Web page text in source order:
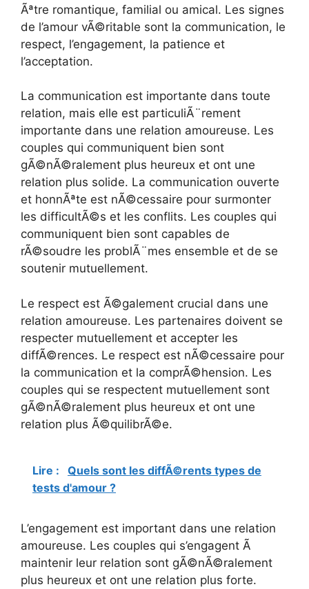
Ãªtre romantique, familial ou amical. Les signes
de l’amour vÃ©ritable sont la communication, le
respect, l’engagement, la patience et
l’acceptation.
La communication est importante dans toute
relation, mais elle est particuliÃ¨rement
importante dans une relation amoureuse. Les
couples qui communiquent bien sont
gÃ©nÃ©ralement plus heureux et ont une
relation plus solide. La communication ouverte
et honnÃªte est nÃ©cessaire pour surmonter
les difficultÃ©s et les conflits. Les couples qui
communiquent bien sont capables de
rÃ©soudre les problÃ¨mes ensemble et de se
soutenir mutuellement.
Le respect est Ã©galement crucial dans une
relation amoureuse. Les partenaires doivent se
respecter mutuellement et accepter les
diffÃ©rences. Le respect est nÃ©cessaire pour
la communication et la comprÃ©hension. Les
couples qui se respectent mutuellement sont
gÃ©nÃ©ralement plus heureux et ont une
relation plus Ã©quilibrÃ©e.
Lire :
Quels sont les diffÃ©rents types de
tests d'amour ?
L’engagement est important dans une relation
amoureuse. Les couples qui s’engagent Ã
maintenir leur relation sont gÃ©nÃ©ralement
plus heureux et ont une relation plus forte.